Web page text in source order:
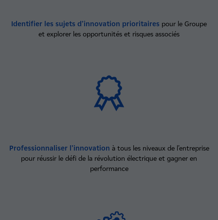
Identifier les sujets d’innovation prioritaires pour le Groupe
et explorer les opportunités et risques associés
Professionnaliser l’innovation à tous les niveaux de l’entreprise
pour réussir le défi de la révolution électrique et gagner en
performance